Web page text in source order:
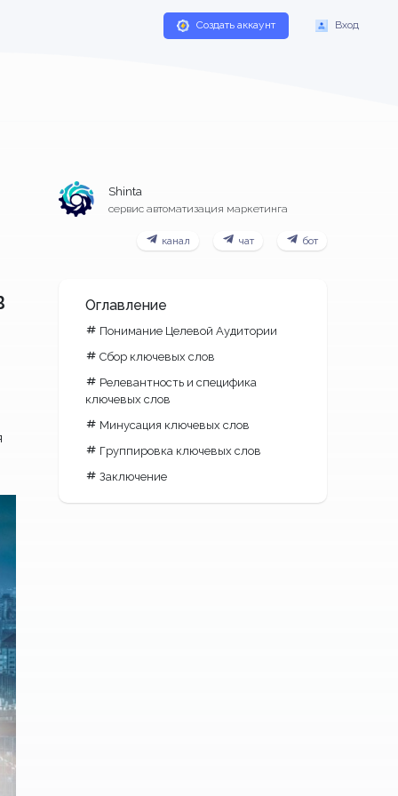
Создать аккаунт Вход
Shinta
сервис автоматизация маркетинга
канал чат бот
Оглавление
Понимание Целевой Аудитории
Сбор ключевых слов
Релевантность и специфика
ключевых слов
Минусация ключевых слов
Группировка ключевых слов
Заключение